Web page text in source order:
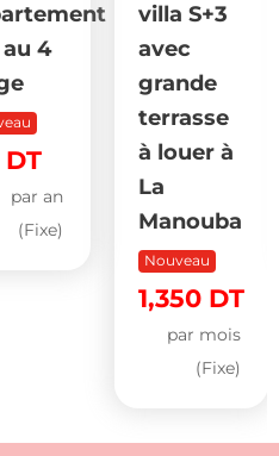
au 4
DT
par an
(Fixe)
villa S+3
avec
grande
terrasse
à louer à
La
Manouba
Nouveau
1,350 DT
par mois
(Fixe)